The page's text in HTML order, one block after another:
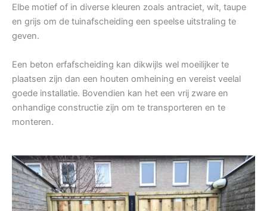
Elbe motief of in diverse kleuren zoals antraciet, wit, taupe
en grijs om de tuinafscheiding een speelse uitstraling te
geven.
Een beton erfafscheiding kan dikwijls wel moeilijker te
plaatsen zijn dan een houten omheining en vereist veelal
goede installatie. Bovendien kan het een vrij zware en
onhandige constructie zijn om te transporteren en te
monteren.